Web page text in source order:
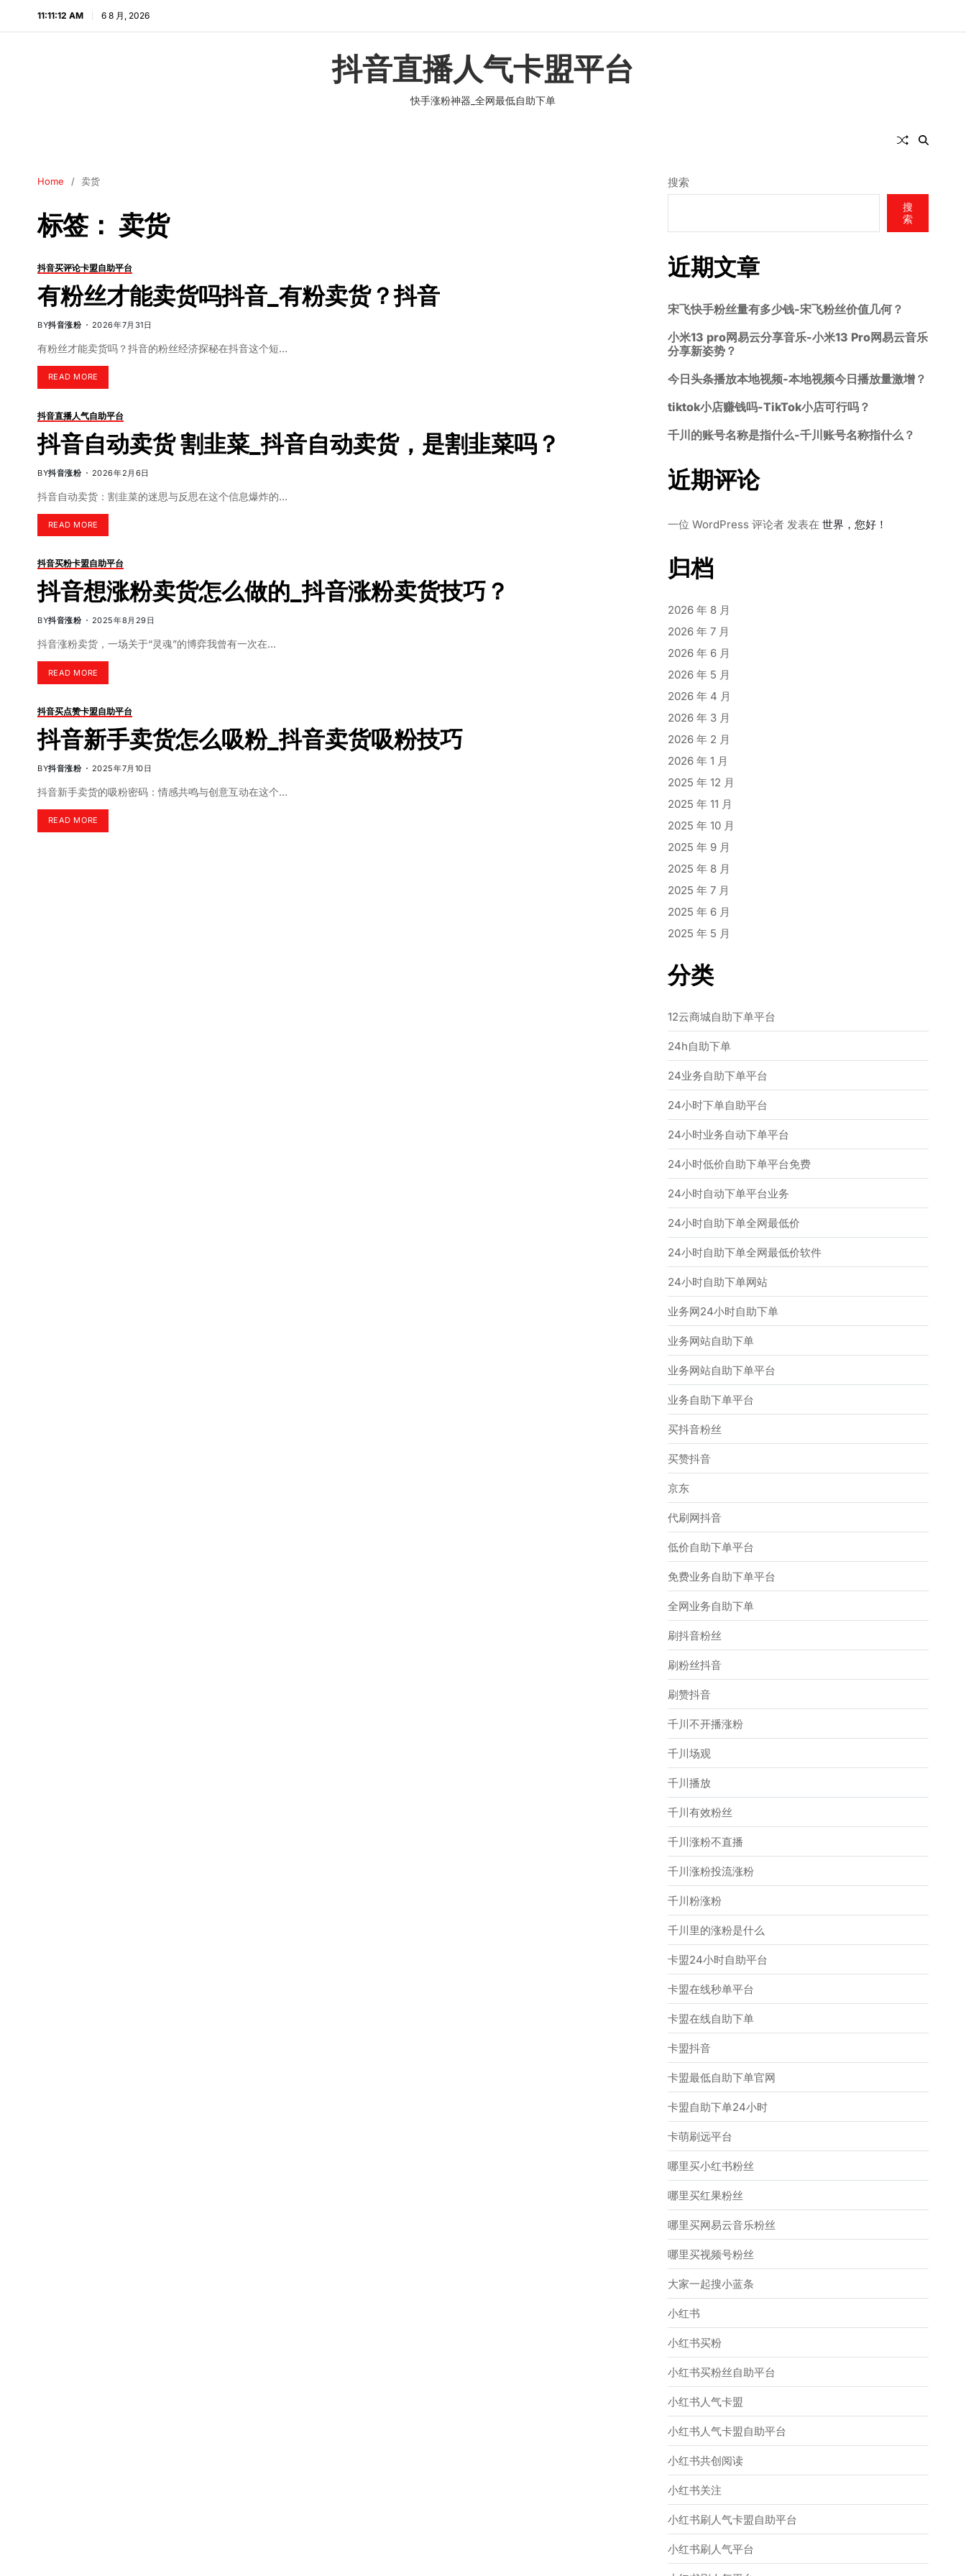
11:11:13 AM 6 8 月, 2026
抖音直播人气卡盟平台
快手涨粉神器_全网最低自助下单
Home 卖货
标签： 卖货
抖音买评论卡盟自助平台
有粉丝才能卖货吗抖音_有粉卖货？抖音
BY抖音涨粉 2026年7月31日
有粉丝才能卖货吗？抖音的粉丝经济探秘在抖音这个短…
READ MORE
抖音直播人气自助平台
抖音自动卖货 割韭菜_抖音自动卖货，是割韭菜吗？
BY抖音涨粉 2026年2月6日
抖音自动卖货：割韭菜的迷思与反思在这个信息爆炸的…
READ MORE
抖音买粉卡盟自助平台
抖音想涨粉卖货怎么做的_抖音涨粉卖货技巧？
BY抖音涨粉 2025年8月29日
抖音涨粉卖货，一场关于“灵魂”的博弈我曾有一次在…
READ MORE
抖音买点赞卡盟自助平台
抖音新手卖货怎么吸粉_抖音卖货吸粉技巧
BY抖音涨粉 2025年7月10日
抖音新手卖货的吸粉密码：情感共鸣与创意互动在这个…
READ MORE
搜索
搜
索
近期文章
宋飞快手粉丝量有多少钱-宋飞粉丝价值几何？
小米13 pro网易云分享音乐-小米13 Pro网易云音乐
分享新姿势？
今日头条播放本地视频-本地视频今日播放量激增？
tiktok小店赚钱吗-TikTok小店可行吗？
千川的账号名称是指什么-千川账号名称指什么？
近期评论
一位 WordPress 评论者 发表在 世界，您好！
归档
2026 年 8 月
2026 年 7 月
2026 年 6 月
2026 年 5 月
2026 年 4 月
2026 年 3 月
2026 年 2 月
2026 年 1 月
2025 年 12 月
2025 年 11 月
2025 年 10 月
2025 年 9 月
2025 年 8 月
2025 年 7 月
2025 年 6 月
2025 年 5 月
分类
12云商城自助下单平台
24h自助下单
24业务自助下单平台
24小时下单自助平台
24小时业务自动下单平台
24小时低价自助下单平台免费
24小时自动下单平台业务
24小时自助下单全网最低价
24小时自助下单全网最低价软件
24小时自助下单网站
业务网24小时自助下单
业务网站自助下单
业务网站自助下单平台
业务自助下单平台
买抖音粉丝
买赞抖音
京东
代刷网抖音
低价自助下单平台
免费业务自助下单平台
全网业务自助下单
刷抖音粉丝
刷粉丝抖音
刷赞抖音
千川不开播涨粉
千川场观
千川播放
千川有效粉丝
千川涨粉不直播
千川涨粉投流涨粉
千川粉涨粉
千川里的涨粉是什么
卡盟24小时自助平台
卡盟在线秒单平台
卡盟在线自助下单
卡盟抖音
卡盟最低自助下单官网
卡盟自助下单24小时
卡萌刷远平台
哪里买小红书粉丝
哪里买红果粉丝
哪里买网易云音乐粉丝
哪里买视频号粉丝
大家一起搜小蓝条
小红书
小红书买粉
小红书买粉丝自助平台
小红书人气卡盟
小红书人气卡盟自助平台
小红书共创阅读
小红书关注
小红书刷人气卡盟自助平台
小红书刷人气平台